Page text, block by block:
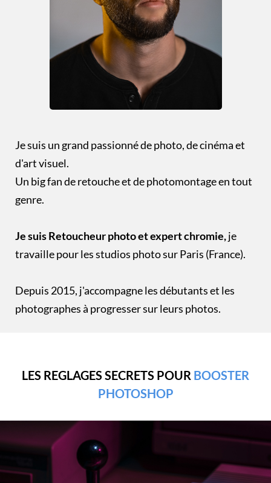
Je suis un grand passionné de photo, de cinéma et
d'art visuel.
Un big fan de retouche et de photomontage en tout
genre.
Je suis Retoucheur photo et expert chromie,je
travaille pour les studios photo sur Paris (France).
Depuis 2015, j'accompagne les débutants et les
photographes à progresser sur leurs photos.
LES REGLAGES SECRETS POUR BOOSTER
PHOTOSHOP